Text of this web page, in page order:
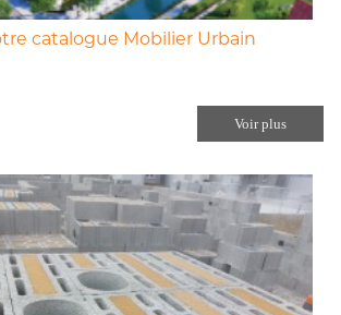
catalogue Mobilier Urbain
Voir plus